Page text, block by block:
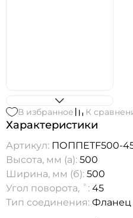
В избранное К
Характеристики
Артикул: ПОППETF500-
Высота, мм (а): 500
Ширина, мм (б): 500
Угол поворота, ˚: 45
Тип соединения: Фланец